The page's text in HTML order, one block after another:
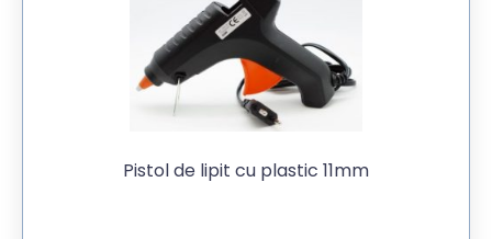
Pistol de lipit cu plastic 11mm